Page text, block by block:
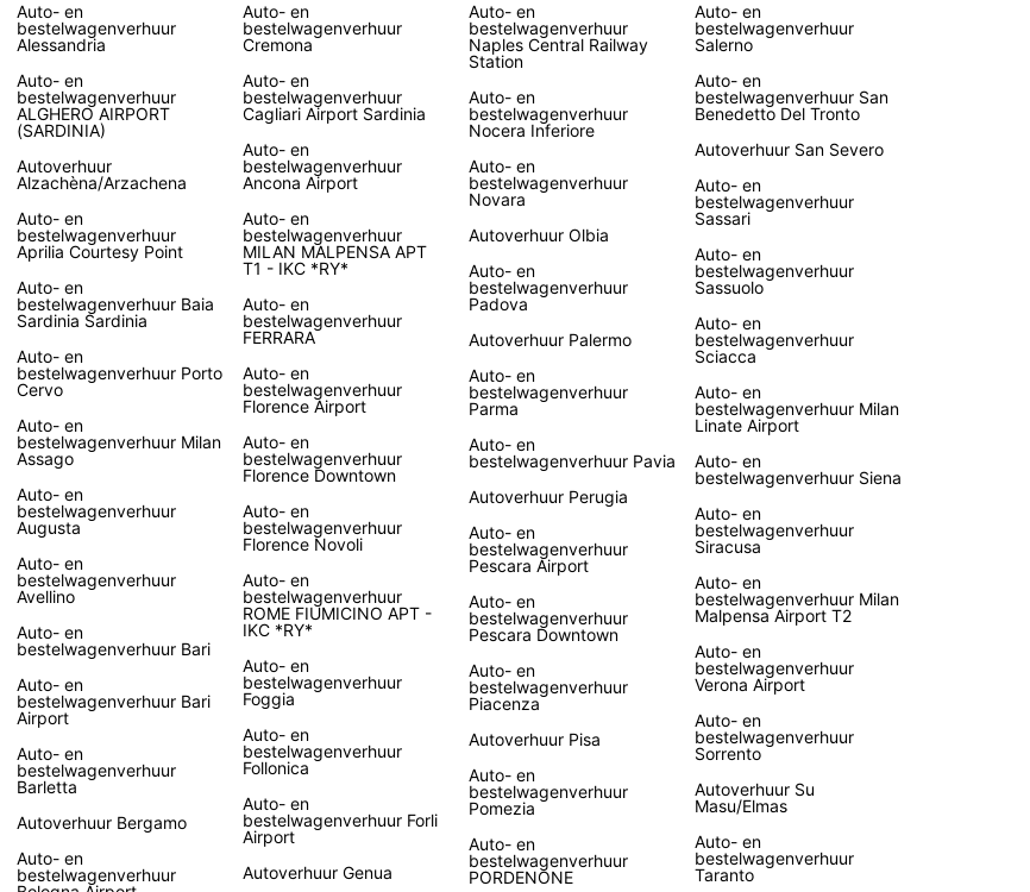
Eenvoudig online boeken: zoek, selecteer, boek
Express pick-upservice beschikbaar
Autoverhuur voor een dag, week, maand, korte- en
lange termijn
Vernieuwd wagenpark
Bekroond autoverhuurbedrijf
Auto- en
bestelwagenverhuur
Alessandria
Auto- en
bestelwagenverhuur
ALGHERO AIRPORT
(SARDINIA)
Autoverhuur
Alzachèna/Arzachena
Auto- en
bestelwagenverhuur
Aprilia Courtesy Point
Auto- en
bestelwagenverhuur Baia
Sardinia Sardinia
Auto- en
bestelwagenverhuur Porto
Cervo
Auto- en
bestelwagenverhuur Milan
Assago
Auto- en
bestelwagenverhuur
Augusta
Auto- en
bestelwagenverhuur
Avellino
Auto- en
bestelwagenverhuur Bari
Auto- en
bestelwagenverhuur Bari
Airport
Auto- en
bestelwagenverhuur
Barletta
Autoverhuur Bergamo
Auto- en
bestelwagenverhuur
Auto- en
bestelwagenverhuur
Cremona
Auto- en
bestelwagenverhuur
Cagliari Airport Sardinia
Auto- en
bestelwagenverhuur
Ancona Airport
Auto- en
bestelwagenverhuur
MILAN MALPENSA APT
T1 - IKC *RY*
Auto- en
bestelwagenverhuur
FERRARA
Auto- en
bestelwagenverhuur
Florence Airport
Auto- en
bestelwagenverhuur
Florence Downtown
Auto- en
bestelwagenverhuur
Florence Novoli
Auto- en
bestelwagenverhuur
ROME FIUMICINO APT -
IKC *RY*
Auto- en
bestelwagenverhuur
Foggia
Auto- en
bestelwagenverhuur
Follonica
Auto- en
bestelwagenverhuur Forli
Airport
Autoverhuur Genua
Auto- en
bestelwagenverhuur
Naples Central Railway
Station
Auto- en
bestelwagenverhuur
Nocera Inferiore
Auto- en
bestelwagenverhuur
Novara
Autoverhuur Olbia
Auto- en
bestelwagenverhuur
Padova
Autoverhuur Palermo
Auto- en
bestelwagenverhuur
Parma
Auto- en
bestelwagenverhuur Pavia
Autoverhuur Perugia
Auto- en
bestelwagenverhuur
Pescara Airport
Auto- en
bestelwagenverhuur
Pescara Downtown
Auto- en
bestelwagenverhuur
Piacenza
Autoverhuur Pisa
Auto- en
bestelwagenverhuur
Pomezia
Auto- en
bestelwagenverhuur
PORDENONE
Auto- en
bestelwagenverhuur
Salerno
Auto- en
bestelwagenverhuur San
Benedetto Del Tronto
Autoverhuur San Severo
Auto- en
bestelwagenverhuur
Sassari
Auto- en
bestelwagenverhuur
Sassuolo
Auto- en
bestelwagenverhuur
Sciacca
Auto- en
bestelwagenverhuur Milan
Linate Airport
Auto- en
bestelwagenverhuur Siena
Auto- en
bestelwagenverhuur
Siracusa
Auto- en
bestelwagenverhuur Milan
Malpensa Airport T2
Auto- en
bestelwagenverhuur
Verona Airport
Auto- en
bestelwagenverhuur
Sorrento
Autoverhuur Su
Masu/Elmas
Auto- en
bestelwagenverhuur
Taranto